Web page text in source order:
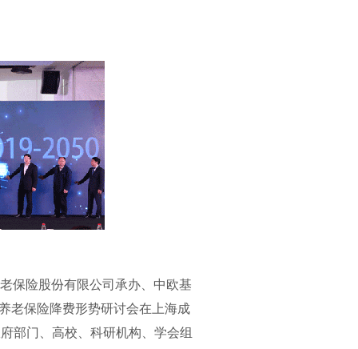
险股份有限公司承办、中欧基
老保险降费形势研讨会在上海成
部门、高校、科研机构、学会组